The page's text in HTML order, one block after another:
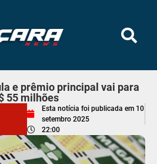
e prêmio principal vai para
55 milhões
Esta notícia foi publicada em 10
setembro 2025
22:00